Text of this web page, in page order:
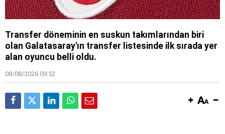
Transfer döneminin en suskun takımlarından biri
olan Galatasaray'ın transfer listesinde ilk sırada yer
alan oyuncu belli oldu.
08/08/2026 09:52